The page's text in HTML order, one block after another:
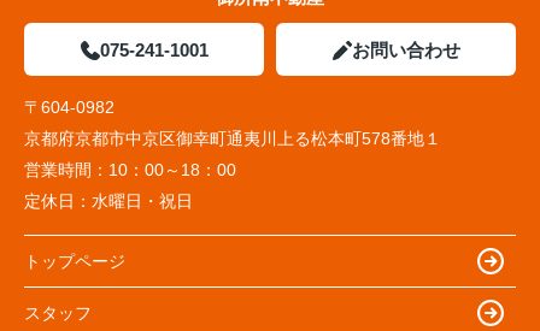
075-241-1001 お問い合わせ
〒604-0982
京都府京都市中京区御幸町通夷川上る松本町578番地１
営業時間： 10：00～18：00
定休日： 水曜日・祝日
トップページ
スタッフ